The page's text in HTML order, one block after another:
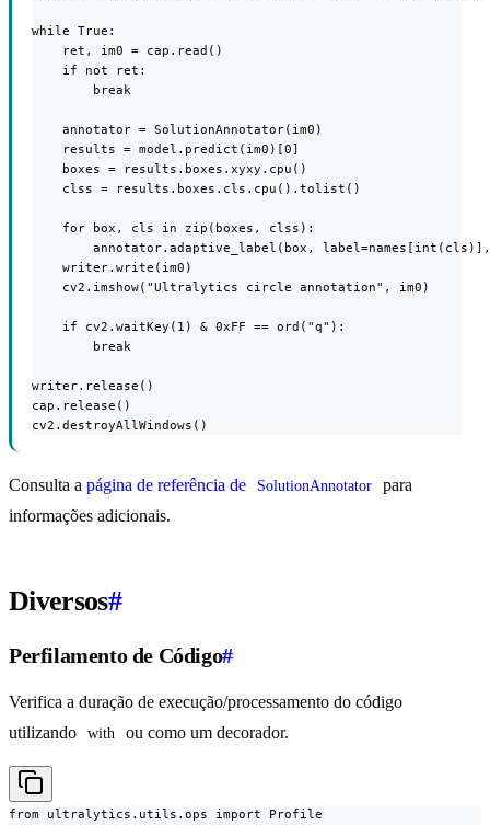
while True:
    ret, im0 = cap.read()
    if not ret:
        break
    annotator = SolutionAnnotator(im0)
    results = model.predict(im0)[0]
    boxes = results.boxes.xyxy.cpu()
    clss = results.boxes.cls.cpu().tolist()
    for box, cls in zip(boxes, clss):
annotator.adaptive_label(box,
    writer.write(im0)
    cv2.imshow("Ultralytics circle annotation", im0)
    if cv2.waitKey(1) & 0xFF == ord("q"):
        break
writer.release()
cap.release()
cv2.destroyAllWindows()
Consulta a página de referência de SolutionAnnotator
para
informações adicionais.
Diversos#
Perfilamento de Código#
Verifica a duração de execução/processamento do código
utilizando
with ou como um decorador.
from ultralytics.utils.ops import Profile